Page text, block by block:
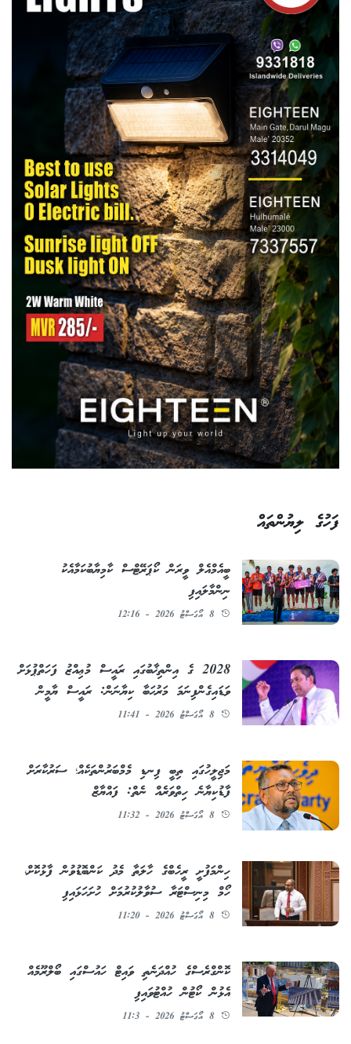
ފަހުގެ ލިޔުންތައް
ބީއެމްއެލް ވީރަން ކޯޕަރޭޓްސް ކާމިޔާބުކަމާއެކު
ނިންމާލައިފި
8 އޯގަސްޓު 2026 - 12:16
2028 ގެ އިންތިޚާބުގައި ރައީސް މުޢިއްޒު ފަހަތްޕުޅަށް
ވަޑައިގެންފިނަމަ މަރުޙަބާ ކިޔާނަން: ރައީސް ޔާމީން
8 އޯގަސްޓު 2026 - 11:41
މަޖިލީހުގައި ތިބީ ފިނޑި މެމްބަރުންތަކެއް؛ ސަރުކާރަށް
ފާޑުކިޔާނެ ހިތްވަރެއް ނެތް: ފައްޔާޒް
8 އޯގަސްޓު 2026 - 11:32
ހިންމަފުށީ ރީހެބްގެ ހާލަތާ މެދު ކަންބޮޑުވުން ފާޅުކޮށް،
ހޯމް މިނިސްޓަރާ ސުވާލުކުރުމަށް ހުށަހަޅައިފި
8 އޯގަސްޓު 2026 - 11:20
ކޮންގްރެސްގެ ހުއްދަނެތި ވައިޓް ހައުސްގައި ބޯލްރޫމެއް
އެޅުން ކޯޓުން ހުއްޓުވައިފި
8 އޯގަސްޓު 2026 - 11:3